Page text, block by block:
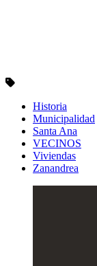
Historia
Municipalidad
Santa Ana
VECINOS
Viviendas
Zanandrea